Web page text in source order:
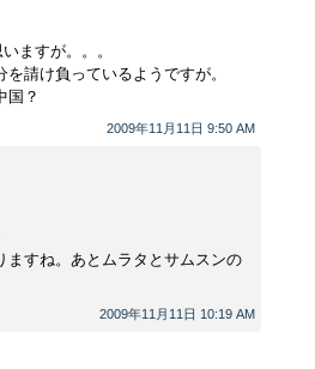
2009年11月11日 9:50 AM
ますが。。。
請け負っているようですが。
国？
2009年11月11日 10:19 AM
ますね。あとムラタとサムスンの